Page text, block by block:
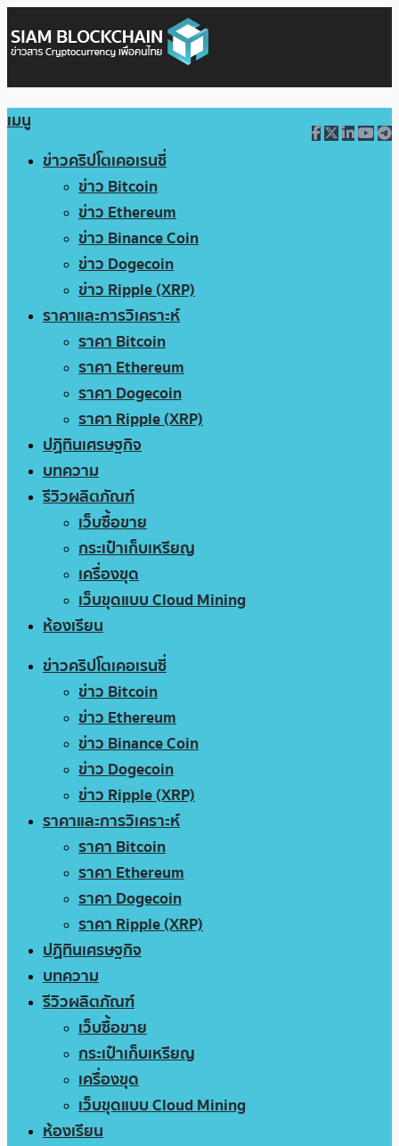
เมนู
ข่าวคริปโตเคอเรนซี่
ข่าว Bitcoin
ข่าว Ethereum
ข่าว Binance Coin
ข่าว Dogecoin
ข่าว Ripple (XRP)
ราคาและการวิเคราะห์
ราคา Bitcoin
ราคา Ethereum
ราคา Dogecoin
ราคา Ripple (XRP)
ปฏิทินเศรษฐกิจ
บทความ
รีวิวผลิตภัณฑ์
เว็บซื้อขาย
กระเป๋าเก็บเหรียญ
เครื่องขุด
เว็บขุดแบบ Cloud Mining
ห้องเรียน
ข่าวคริปโตเคอเรนซี่
ข่าว Bitcoin
ข่าว Ethereum
ข่าว Binance Coin
ข่าว Dogecoin
ข่าว Ripple (XRP)
ราคาและการวิเคราะห์
ราคา Bitcoin
ราคา Ethereum
ราคา Dogecoin
ราคา Ripple (XRP)
ปฏิทินเศรษฐกิจ
บทความ
รีวิวผลิตภัณฑ์
เว็บซื้อขาย
กระเป๋าเก็บเหรียญ
เครื่องขุด
เว็บขุดแบบ Cloud Mining
ห้องเรียน